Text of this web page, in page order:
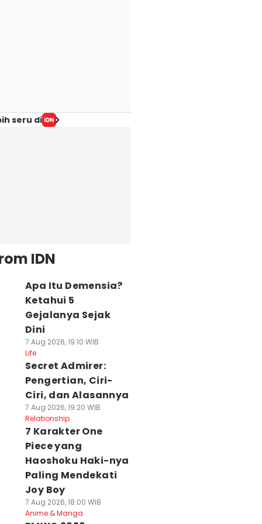
seru di
IDN
Apa Itu Demensia?
Ketahui 5
Gejalanya Sejak
Dini
7 Aug 2026, 19:10 WIB
Life
Secret Admirer:
Pengertian, Ciri-
Ciri, dan Alasannya
7 Aug 2026, 19:20 WIB
Relationship
7 Karakter One
Piece yang
Haoshoku Haki-nya
Paling Mendekati
Joy Boy
7 Aug 2026, 18:00 WIB
Anime & Manga